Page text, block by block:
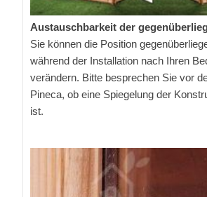
Austauschbarkeit der
Sie können die Position
während der Installation nach Ihren
verändern. Bitte besprechen Sie vor
Pineca, ob eine Spiegelung der
ist.